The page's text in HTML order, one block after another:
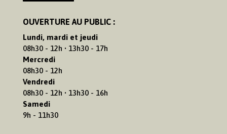
OUVERTURE AU PUBLIC :
Lundi, mardi et jeudi
08h30 - 12h • 13h30 - 17h
Mercredi
08h30 - 12h
Vendredi
08h30 - 12h • 13h30 - 16h
Samedi
9h - 11h30